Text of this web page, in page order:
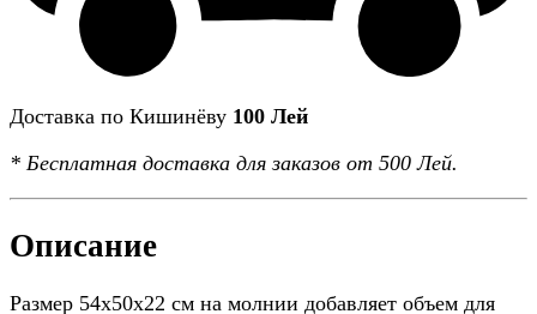
Доставка по Кишинёву 100 Лей
* Бесплатная доставка для заказов от 500 Лей.
Описание
Размер 54x50x22 см на молнии добавляет объем для